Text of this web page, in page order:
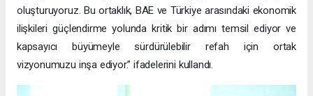
oluşturuyoruz. Bu ortaklık, BAE ve Türkiye arasındaki ekonomik
ilişkileri güçlendirme yolunda kritik bir adımı temsil ediyor ve
kapsayıcı büyümeyle sürdürülebilir refah için ortak
vizyonumuzu inşa ediyor.” ifadelerini kullandı.